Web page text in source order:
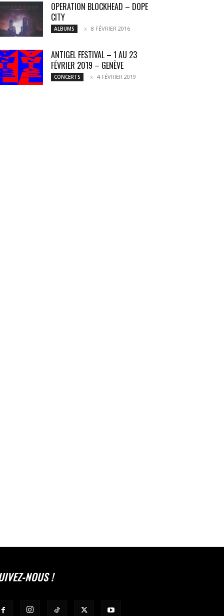
OPERATION BLOCKHEAD – DOPE
CITY
ALBUMS 8 FÉVRIER 2016
ANTIGEL FESTIVAL – 1 AU 23
FÉVRIER 2019 – GENÈVE
CONCERTS 4 FÉVRIER 2019
NOUS !